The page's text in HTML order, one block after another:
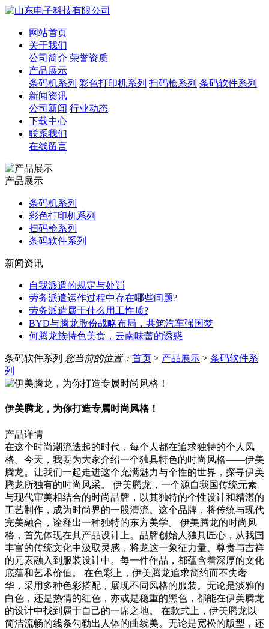
网站首页
关于我们
公司简介 荣誉资质
产品展示
条码机系列 彩色打印机系列 扫码枪系列 条码软件系列
新闻资讯
公司新闻 行业动态
下载中心
联系我们
在线留言
产品展示
条码机系列
彩色打印机系列
扫码枪系列
条码软件系列
新闻资讯
自我派遣的规定与处罚
劳务派遣运作过程中存在哪些问题?
劳务派遣属于什么用工性质?
BYD与腾龙股份战略布局，共筑汽车强国梦
何腾龙族特色美食，云南味蕾的诱惑
条码软件系列 您当前的位置： 首页 > 产品展示 > 条码软件系
列
伊美腾龙，为你打造专属时尚风格！
产品详情
在这个时尚潮流迭起的时代，每个人都在追求独特的个人风
格。今天，我要为大家介绍一个独具特色的时尚风格——伊美
腾龙。让我们一起走进这个充满魅力与个性的世界，探寻伊美
腾龙所独有的时尚风采。 伊美腾龙，一个源自我国传统元素
与现代审美相结合的时尚品牌，以其独特的个性设计和精湛的
工艺制作，成为时尚界的一股清流。这个品牌，将传统与现代
完美融合，诠释出一种独特的东方美学。 伊美腾龙的时尚风
格，首先体现在其产品设计上。品牌创始人独具匠心，从我国
丰富的传统文化中汲取灵感，将龙这一象征力量、尊贵与吉祥
的元素融入到服装设计中。每一件作品，都蕴含着深厚的文化
底蕴和艺术价值。 在色彩上，伊美腾龙追求简约而不失奢
华，采用多种色彩搭配，展现不同风格的服装。无论是淡雅的
白色，还是热情的红色，亦或是稳重的黑色，都能在伊美腾龙
的设计中找到属于自己的一席之地。 在款式上，伊美腾龙以
简洁流畅的线条勾勒出人体的曲线美。无论是宽松的版型，还